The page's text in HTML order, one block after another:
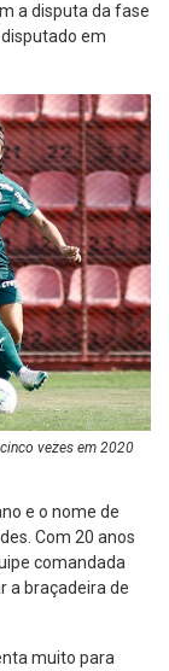
a disputa da fase
em
vezes em 2020
e o nome de
Com 20 anos
comandada
a braçadeira de
muito para